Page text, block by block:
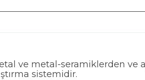
ve metal-seramiklerden ve
sistemidir.